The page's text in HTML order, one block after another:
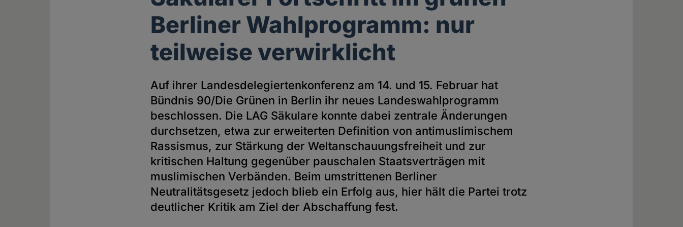
Berliner Wahlprogramm: nur
teilweise verwirklicht
Auf ihrer Landesdelegiertenkonferenz am 14. und 15. Februar hat
Bündnis 90/Die Grünen in Berlin ihr neues Landeswahlprogramm
beschlossen. Die LAG Säkulare konnte dabei zentrale Änderungen
durchsetzen, etwa zur erweiterten Definition von antimuslimischem
Rassismus, zur Stärkung der Weltanschauungsfreiheit und zur
kritischen Haltung gegenüber pauschalen Staatsverträgen mit
muslimischen Verbänden. Beim umstrittenen Berliner
Neutralitätsgesetz jedoch blieb ein Erfolg aus, hier hält die Partei trotz
deutlicher Kritik am Ziel der Abschaffung fest.